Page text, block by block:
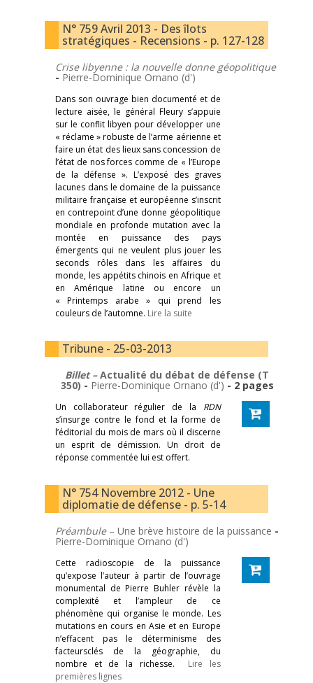
N° 759 Avril 2013 - Des îlots
stratégiques - Recensions - p. 127-128
Crise libyenne : la nouvelle donne géopolitique
- Pierre-Dominique Ornano (d')
Dans son ouvrage bien documenté et de
lecture aisée, le général Fleury s’appuie
sur le conflit libyen pour développer une
« réclame » robuste de l’arme aérienne et
faire un état des lieux sans concession de
l’état de nos forces comme de « l’Europe
de la défense ». L’exposé des graves
lacunes dans le domaine de la puissance
militaire française et européenne s’inscrit
en contrepoint d’une donne géopolitique
mondiale en profonde mutation avec la
montée en puissance des pays
émergents qui ne veulent plus jouer les
seconds rôles dans les affaires du
monde, les appétits chinois en Afrique et
en Amérique latine ou encore un
« Printemps arabe » qui prend les
couleurs de l’automne. Lire la suite
Tribune - 25-03-2013
Billet –Actualité du débat de défense (T
350) - Pierre-Dominique Ornano (d') - 2 pages
Un collaborateur régulier de la RDN
s’insurge contre le fond et la forme de
l’éditorial du mois de mars où il discerne
un esprit de démission. Un droit de
réponse commentée lui est offert.
N° 754 Novembre 2012 - Une
diplomatie de défense - p. 5-14
Préambule­– Une brève histoire de la puissance -
Pierre-Dominique Ornano (d')
Cette radioscopie de la puissance
qu’expose l’auteur à partir de l’ouvrage
monumental de Pierre Buhler révèle la
complexité et l’ampleur de ce
phénomène qui organise le monde. Les
mutations en cours en Asie et en Europe
n’effacent pas le déterminisme des
facteurs­clés de la géographie, du
nombre et de la richesse. Lire les
premières lignes